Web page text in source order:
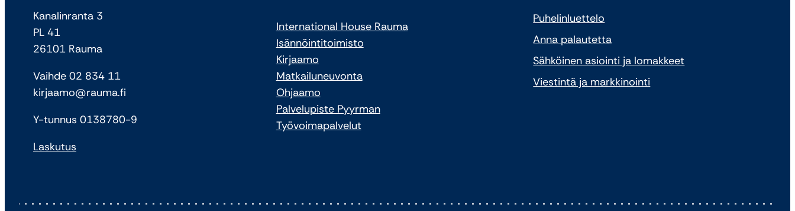
Kanalinranta 3
PL 41
26101 Rauma
Vaihde 02 834 11
kirjaamo@rauma.fi
Y-tunnus 0138780-9
Laskutus
International House Rauma
Isännöintitoimisto
Kirjaamo
Matkailuneuvonta
Ohjaamo
Palvelupiste Pyyrman
Työvoimapalvelut
Puhelinluettelo
Anna palautetta
Sähköinen asiointi ja lomakkeet
Viestintä ja markkinointi